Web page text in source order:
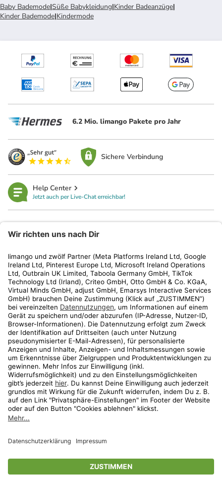
Baby Bademode|Süße Babykleidung|Kinder Badeanzüge|
Kinder Bademode|Kindermode
6.2 Mio. limango Pakete pro Jahr
Sichere Verbindung
Help Center
Jetzt auch per Live-Chat erreichbar!
Kundenservice
Shop
Aktionen
Travel